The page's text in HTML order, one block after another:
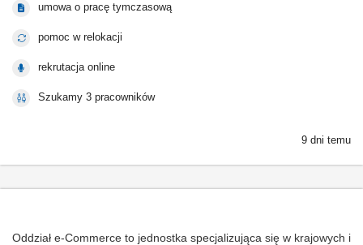
umowa o pracę tymczasową
pomoc w relokacji
rekrutacja online
Szukamy 3 pracowników
9 dni temu
Oddział e-Commerce to jednostka specjalizująca się w krajowych i